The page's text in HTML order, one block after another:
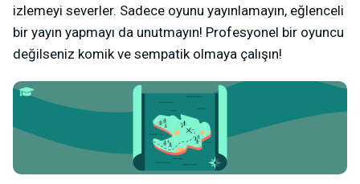
izlemeyi severler. Sadece oyunu yayınlamayın, eğlenceli
bir yayın yapmayı da unutmayın! Profesyonel bir oyuncu
değilseniz komik ve sempatik olmaya çalışın!